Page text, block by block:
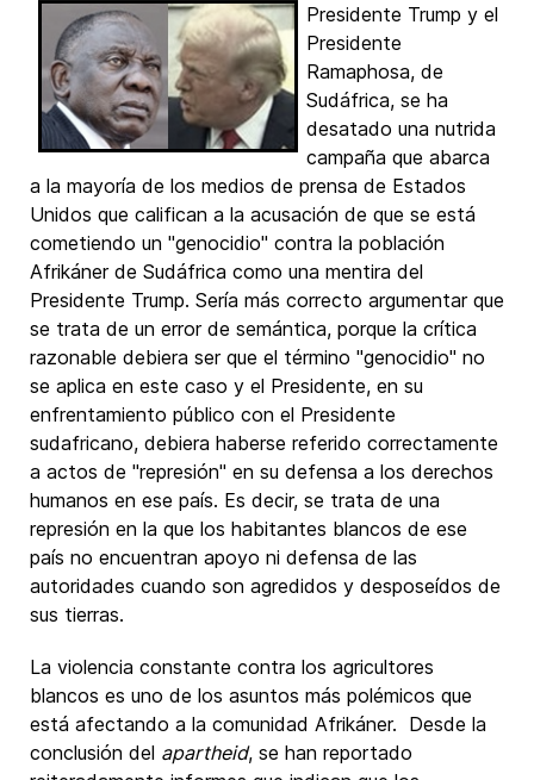
Presidente Trump y el
Presidente
Ramaphosa, de
Sudáfrica, se ha
desatado una nutrida
campaña que abarca
a la mayoría de los medios de prensa de Estados
Unidos que califican a la acusación de que se está
cometiendo un "genocidio" contra la población
Afrikáner de Sudáfrica como una mentira del
Presidente Trump. Sería más correcto argumentar que
se trata de un error de semántica, porque la crítica
razonable debiera ser que el término "genocidio" no
se aplica en este caso y el Presidente, en su
enfrentamiento público con el Presidente
sudafricano, debiera haberse referido correctamente
a actos de "represión" en su defensa a los derechos
humanos en ese país. Es decir, se trata de una
represión en la que los habitantes blancos de ese
país no encuentran apoyo ni defensa de las
autoridades cuando son agredidos y desposeídos de
sus tierras.
La violencia constante contra los agricultores
blancos es uno de los asuntos más polémicos que
está afectando a la comunidad Afrikáner. Desde la
conclusión del apartheid, se han reportado